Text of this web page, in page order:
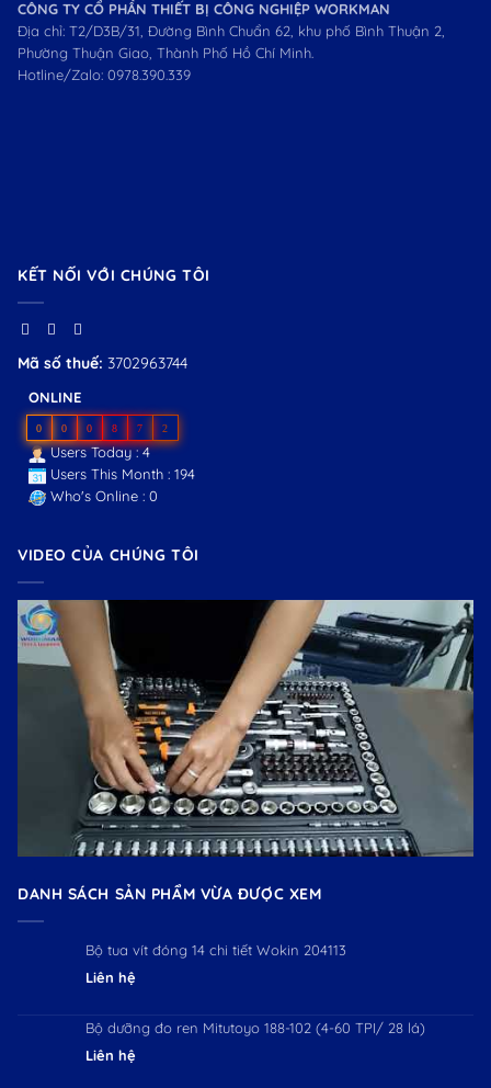
CÔNG TY CỔ PHẦN THIẾT BỊ CÔNG NGHIỆP WORKMAN
Địa chỉ: T2/D3B/31, Đường Bình Chuẩn 62, khu phố Bình Thuận 2,
Phường Thuận Giao, Thành Phố Hồ Chí Minh.
Hotline/Zalo: 0978.390.339
KẾT NỐI VỚI CHÚNG TÔI
Mã số thuế: 3702963744
ONLINE
0 0 0 8 7 2
Users Today : 4
Users This Month : 194
Who's Online : 0
VIDEO CỦA CHÚNG TÔI
DANH SÁCH SẢN PHẨM VỪA ĐƯỢC XEM
Bộ tua vít đóng 14 chi tiết Wokin 204113
Liên hệ
Bộ dưỡng đo ren Mitutoyo 188-102 (4-60 TPI/ 28 lá)
Liên hệ